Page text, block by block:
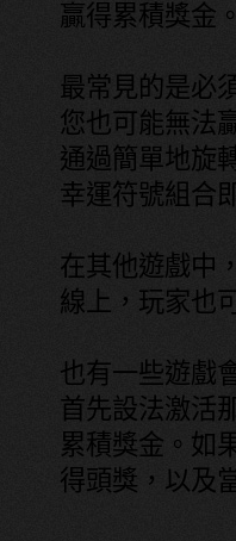
贏得累積獎金
最常見的是必
您也可能無法
通過簡單地旋
幸運符號組合
在其他遊戲中
線上，玩家也
也有一些遊戲
首先設法激活
累積獎金。如
得頭獎，以及